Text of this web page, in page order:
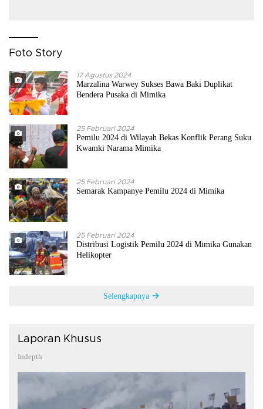
Foto Story
17 Agustus 2024
Marzalina Warwey Sukses Bawa Baki Duplikat
Bendera Pusaka di Mimika
25 Februari 2024
Pemilu 2024 di Wilayah Bekas Konflik Perang Suku
Kwamki Narama Mimika
25 Februari 2024
Semarak Kampanye Pemilu 2024 di Mimika
25 Februari 2024
Distribusi Logistik Pemilu 2024 di Mimika Gunakan
Helikopter
Selengkapnya
Laporan Khusus
Indepth